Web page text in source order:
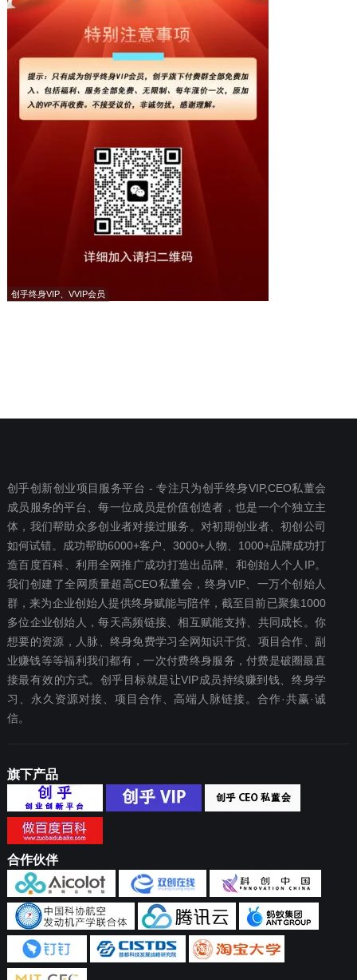
创乎终身VIP、VVIP会员
创乎创新创业项目服务平台 - 专注只为创乎终身VIP,CEO私董会
成员服务的平台、每一位成员是价值创造者，也是一个个独立主
体，我们帮助众多创业者对接过服务。对初期创业者、初创公司
如何试错。成功帮助6000+客户、3000+人物、1000+品牌成功打
造百度百科、利用全网推广成功打造出品牌、和创始人个人IP。
我们创建了全网质量超高CEO私董会，终身VIP、一万个创始人
群，来为企业创始人提供终身赋能与陪伴，截至目前已聚集1000
多位企业创始人，每天高频链接、相互赋能支持、共同成长。你
想要‬的资源，人脉、终身免费学习全网知识干货、项目合作、副
业赚钱等等福利我们都‬有，一次付费终‬身服务，付费是破圈最‬直
接最有效‬的方式。创乎目标就是让VIP成员持续赚到钱、终身学
习、永久资源对接、项目合作、高端人脉链接。合作·共赢·诚
信。
旗下产品
合作伙伴